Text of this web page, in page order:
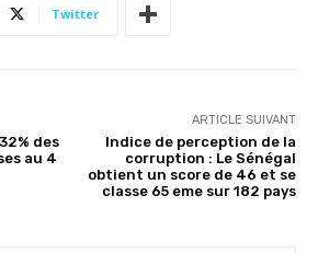
Twitter
des
au 4
ARTICLE SUIVANT
Indice de perception de la
corruption : Le Sénégal
obtient un score de 46 et se
classe 65 eme sur 182 pays